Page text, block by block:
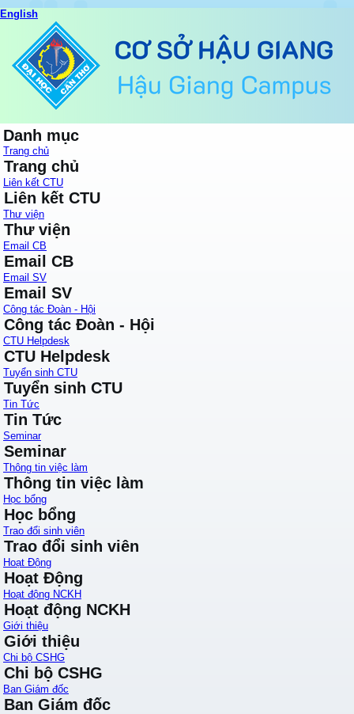
English
Danh mục
Trang chủ
Trang chủ
Liên kết CTU
Liên kết CTU
Thư viện
Thư viện
Email CB
Email CB
Email SV
Email SV
Công tác Đoàn - Hội
Công tác Đoàn - Hội
CTU Helpdesk
CTU Helpdesk
Tuyển sinh CTU
Tuyển sinh CTU
Tin Tức
Tin Tức
Seminar
Seminar
Thông tin việc làm
Thông tin việc làm
Học bổng
Học bổng
Trao đổi sinh viên
Trao đổi sinh viên
Hoạt Động
Hoạt Động
Hoạt động NCKH
Hoạt động NCKH
Giới thiệu
Giới thiệu
Chi bộ CSHG
Chi bộ CSHG
Ban Giám đốc
Ban Giám đốc